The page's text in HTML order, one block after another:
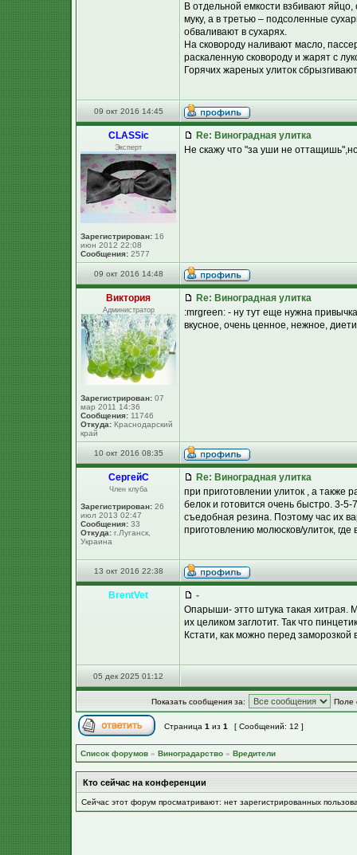
В отдельной емкости взбивают
муку, а в третью – подсоленные
обваливают в сухарях.
На сковороду наливают масло,
раскаленную сковороду и жарят с
Горячих жареных улиток
09 окт 2016 14:45
CLASSic
Эксперт
Зарегистрирован: 16
июн 2012 22:08
Сообщения: 2577
Re: Виноградная улитка
Не скажу что "за уши не
09 окт 2016 14:48
Виктория
Администратор
Зарегистрирован: 07
мар 2011 14:36
Сообщения: 11746
Откуда: Краснодарский
край
Re: Виноградная улитка
:mrgreen: - ну тут еще нужна
вкусное, очень ценное, нежное,
10 окт 2016 08:35
СергейC
Член клуба
Зарегистрирован: 26
июл 2013 02:47
Сообщения: 33
Откуда: г.Луганск,
Украина
Re: Виноградная улитка
при приготовлении улиток , а также
белок и готовится очень быстро. 3-
съедобная резина. Поэтому час их
приготовлению молюсков/улиток,
13 окт 2016 22:38
BrentVet
-
Опарыши- этто штука такая хитрая.
их целиком заглотит. Так что
Кстати, как можно перед
05 дек 2025 01:12
Показать сообщения за: Поле
Страница 1 из 1 [ Сообщений: 12 ]
Список форумов » Виноградарство » Вредители
Кто сейчас на конференции
Сейчас этот форум просматривают: нет зарегистрированных